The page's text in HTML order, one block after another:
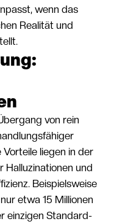
wenn das
Realität und
von rein
liegen in der
Halluzinationen und
Beispielsweise
etwa 15 Millionen
einzigen Standard-